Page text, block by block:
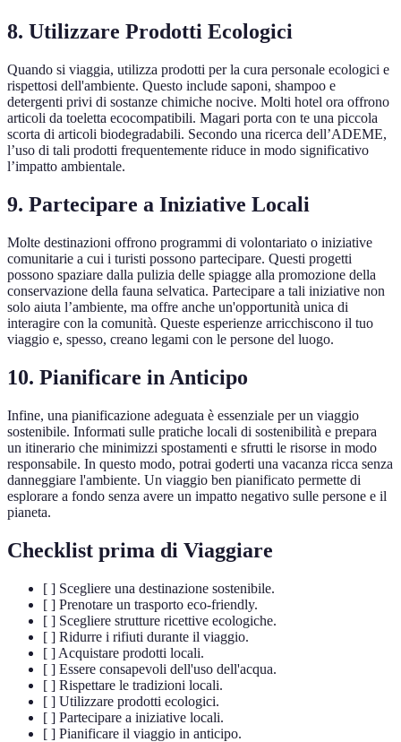
8. Utilizzare Prodotti Ecologici
Quando si viaggia, utilizza prodotti per la cura personale ecologici e
rispettosi dell'ambiente. Questo include saponi, shampoo e
detergenti privi di sostanze chimiche nocive. Molti hotel ora offrono
articoli da toeletta ecocompatibili. Magari porta con te una piccola
scorta di articoli biodegradabili. Secondo una ricerca dell’ADEME,
l’uso di tali prodotti frequentemente riduce in modo significativo
l’impatto ambientale.
9. Partecipare a Iniziative Locali
Molte destinazioni offrono programmi di volontariato o iniziative
comunitarie a cui i turisti possono partecipare. Questi progetti
possono spaziare dalla pulizia delle spiagge alla promozione della
conservazione della fauna selvatica. Partecipare a tali iniziative non
solo aiuta l’ambiente, ma offre anche un'opportunità unica di
interagire con la comunità. Queste esperienze arricchiscono il tuo
viaggio e, spesso, creano legami con le persone del luogo.
10. Pianificare in Anticipo
Infine, una pianificazione adeguata è essenziale per un viaggio
sostenibile. Informati sulle pratiche locali di sostenibilità e prepara
un itinerario che minimizzi spostamenti e sfrutti le risorse in modo
responsabile. In questo modo, potrai goderti una vacanza ricca senza
danneggiare l'ambiente. Un viaggio ben pianificato permette di
esplorare a fondo senza avere un impatto negativo sulle persone e il
pianeta.
Checklist prima di Viaggiare
[ ] Scegliere una destinazione sostenibile.
[ ] Prenotare un trasporto eco-friendly.
[ ] Scegliere strutture ricettive ecologiche.
[ ] Ridurre i rifiuti durante il viaggio.
[ ] Acquistare prodotti locali.
[ ] Essere consapevoli dell'uso dell'acqua.
[ ] Rispettare le tradizioni locali.
[ ] Utilizzare prodotti ecologici.
[ ] Partecipare a iniziative locali.
[ ] Pianificare il viaggio in anticipo.